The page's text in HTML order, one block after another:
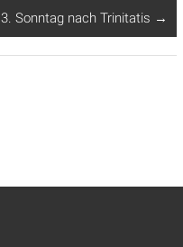
3. Sonntag nach Trinitatis →